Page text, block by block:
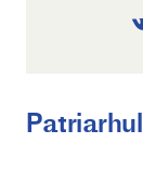
Patriarhul